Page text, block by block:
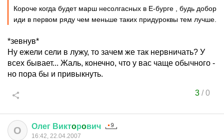
Короче когда будет марш несолгасных в Е-бурге , будь добор
иди в первом ряду чем меньше таких придуроквы тем лучше.
*зевнув*
Ну ежели сели в лужу, то зачем же так нервничать? У
всех бывает... Жаль, конечно, что у вас чаще обычного -
но пора бы и привыкнуть.
3/0
О Олег Виктoрoвич
16:42, 22.04.2007